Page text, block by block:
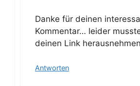
Danke für deinen
Kommentar… leider
deinen Link
Antworten